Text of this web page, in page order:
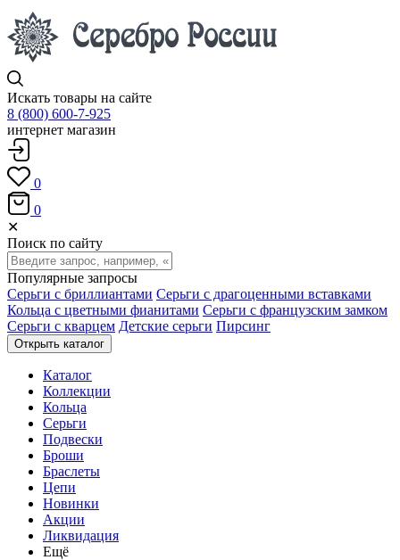
Искать товары на сайте
8 (800) 600-7-925
интернет магазин
0
0
✕
Поиск по сайту
Популярные запросы
Серьги с бриллиантами Серьги с драгоценными вставками
Кольца с цветными фианитами Серьги с французским замком
Серьги с кварцем Детские серьги Пирсинг
Открыть каталог
Каталог
Коллекции
Кольца
Серьги
Подвески
Броши
Браслеты
Цепи
Новинки
Акции
Ликвидация
Ещё